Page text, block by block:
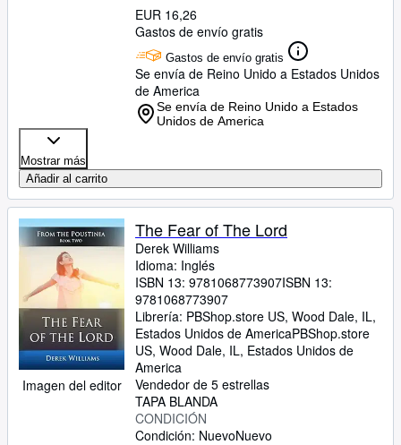
EUR 16,26
Gastos de envío gratis
Gastos de envío gratis
Se envía de Reino Unido a Estados Unidos
de America
Se envía de Reino Unido a Estados
Unidos de America
Mostrar más
Añadir al carrito
Imagen del editor
The Fear of The Lord
Derek Williams
Idioma: Inglés
ISBN 13: 9781068773907ISBN 13:
9781068773907
Librería: PBShop.store US, Wood Dale, IL,
Estados Unidos de AmericaPBShop.store
US, Wood Dale, IL, Estados Unidos de
America
Vendedor de 5 estrellas
TAPA BLANDA
CONDICIÓN
Condición: NuevoNuevo